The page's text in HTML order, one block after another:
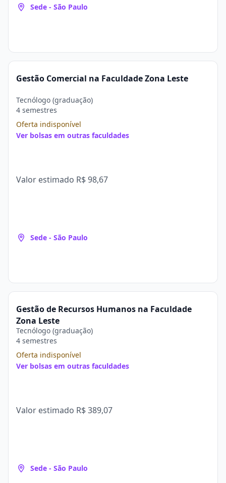
Sede - São Paulo
Gestão Comercial na Faculdade Zona Leste
Tecnólogo (graduação)
4 semestres
Oferta indisponível
Ver bolsas em outras faculdades
Valor estimado R$ 98,67
Sede - São Paulo
Gestão de Recursos Humanos na Faculdade
Zona Leste
Tecnólogo (graduação)
4 semestres
Oferta indisponível
Ver bolsas em outras faculdades
Valor estimado R$ 389,07
Sede - São Paulo